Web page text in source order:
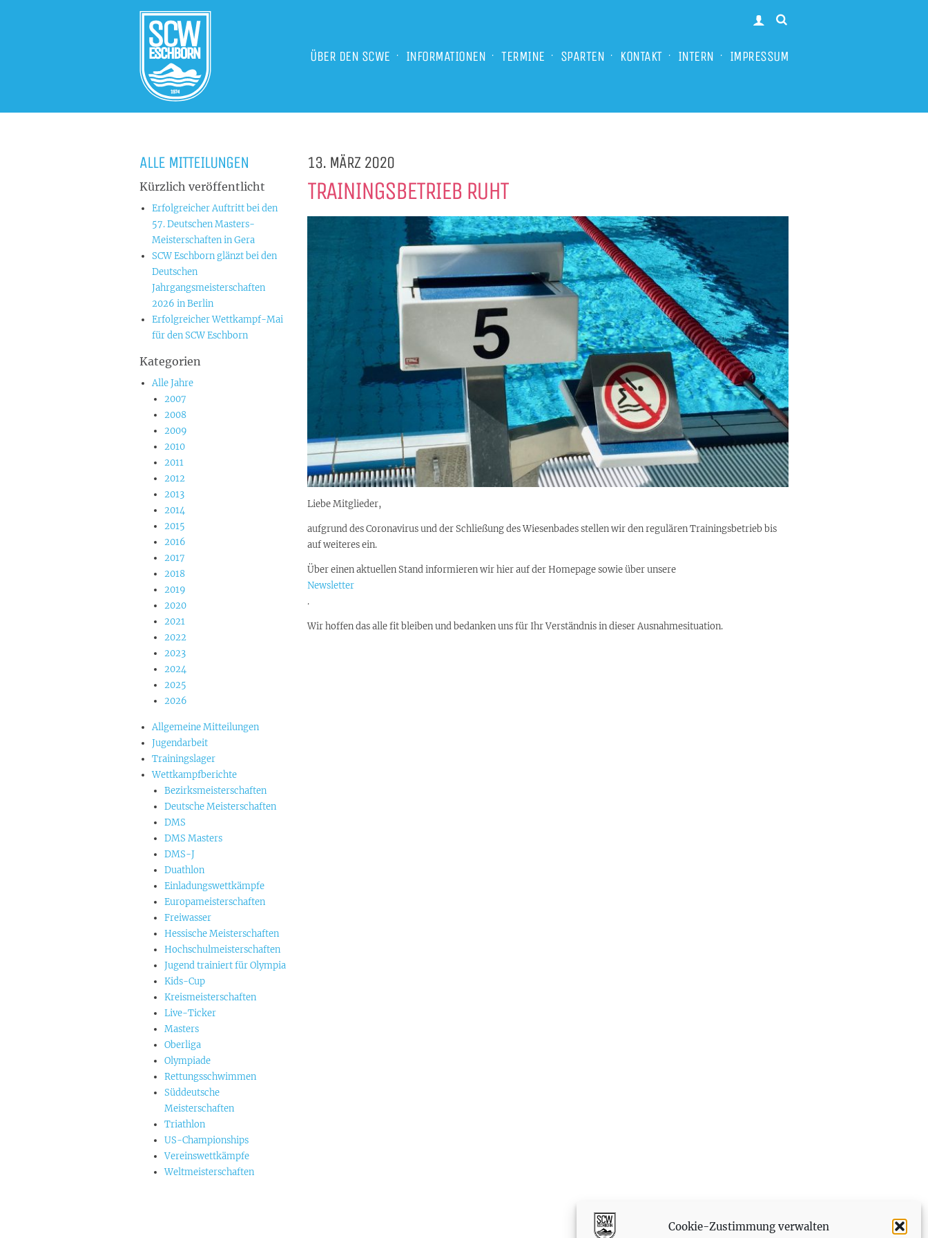
Cookie-Zustimmung verwalten
ÜBER DEN SCWE INFORMATIONEN TERMINE SPARTEN KONTAKT INTERN IMPRESSUM
13. MÄRZ 2020
TRAININGSBETRIEB RUHT
Liebe Mitglieder,
aufgrund des Coronavirus und der Schließung des Wiesenbades stellen wir den regulären Trainingsbetrieb bis
auf weiteres ein.
Über einen aktuellen Stand informieren wir hier auf der Homepage sowie über unsere
Newsletter
.
Wir hoffen das alle fit bleiben und bedanken uns für Ihr Verständnis in dieser Ausnahmesituation.
ALLE MITTEILUNGEN
Kürzlich veröffentlicht
Erfolgreicher Auftritt bei den
57. Deutschen Masters-
Meisterschaften in Gera
SCW Eschborn glänzt bei den
Deutschen
Jahrgangsmeisterschaften
2026 in Berlin
Erfolgreicher Wettkampf-Mai
für den SCW Eschborn
Kategorien
Alle Jahre
2007
2008
2009
2010
2011
2012
2013
2014
2015
2016
2017
2018
2019
2020
2021
2022
2023
2024
2025
2026
Allgemeine Mitteilungen
Jugendarbeit
Trainingslager
Wettkampfberichte
Bezirksmeisterschaften
Deutsche Meisterschaften
DMS
DMS Masters
DMS-J
Duathlon
Einladungswettkämpfe
Europameisterschaften
Freiwasser
Hessische Meisterschaften
Hochschulmeisterschaften
Jugend trainiert für Olympia
Kids-Cup
Kreismeisterschaften
Live-Ticker
Masters
Oberliga
Olympiade
Rettungsschwimmen
Süddeutsche
Meisterschaften
Triathlon
US-Championships
Vereinswettkämpfe
Weltmeisterschaften